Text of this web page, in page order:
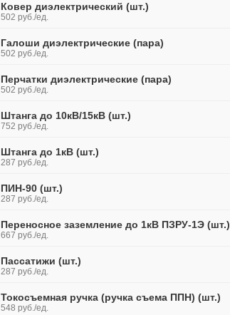
Ковер диэлектрический (шт.)
502 руб./ед.
Галоши диэлектрические (пара)
502 руб./ед.
Перчатки диэлектрические (пара)
502 руб./ед.
Штанга до 10кВ/15кВ (шт.)
752 руб./ед.
Штанга до 1кВ (шт.)
287 руб./ед.
ПИН-90 (шт.)
287 руб./ед.
Переносное заземление до 1кВ ПЗРУ-1Э (шт.)
667 руб./ед.
Пассатижи (шт.)
287 руб./ед.
Токосъемная ручка (ручка съема ППН) (шт.)
548 руб./ед.